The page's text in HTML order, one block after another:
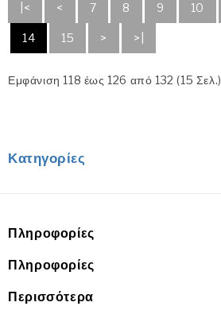
|< < 7 8 9 10
14 15 > >|
Εμφάνιση 118 έως 126 από 132 (15 Σελ.)
Κατηγορίες
Πληροφορίες
Πληροφορίες
Περισσότερα